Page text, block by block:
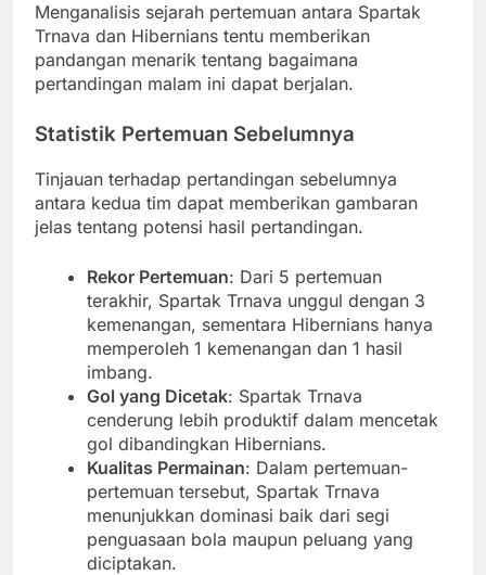
Menganalisis sejarah pertemuan antara Spartak
Trnava dan Hibernians tentu memberikan
pandangan menarik tentang bagaimana
pertandingan malam ini dapat berjalan.
Statistik Pertemuan Sebelumnya
Tinjauan terhadap pertandingan sebelumnya
antara kedua tim dapat memberikan gambaran
jelas tentang potensi hasil pertandingan.
Rekor Pertemuan: Dari 5 pertemuan
terakhir, Spartak Trnava unggul dengan 3
kemenangan, sementara Hibernians hanya
memperoleh 1 kemenangan dan 1 hasil
imbang.
Gol yang Dicetak: Spartak Trnava
cenderung lebih produktif dalam mencetak
gol dibandingkan Hibernians.
Kualitas Permainan: Dalam pertemuan-
pertemuan tersebut, Spartak Trnava
menunjukkan dominasi baik dari segi
penguasaan bola maupun peluang yang
diciptakan.